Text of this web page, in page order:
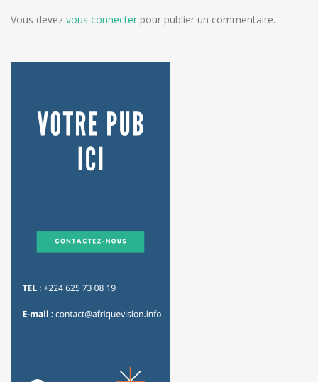
Vous devez vous connecter pour publier un commentaire.